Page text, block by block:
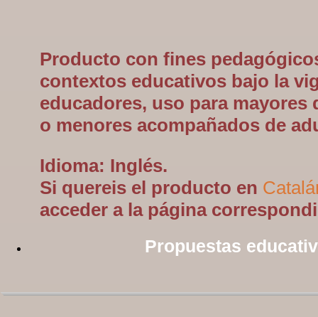
Producto con fines
contextos educativos bajo la
educadores, uso para mayores
o menores acompañados de
Idioma: Inglés.
Si quereis el producto en
acceder a la página
Propuestas